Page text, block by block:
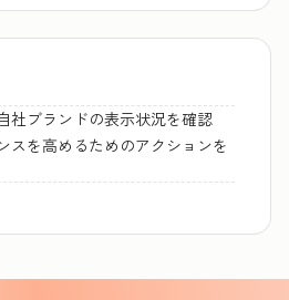
社ブランドの表示状況を確認
スを高めるためのアクションを